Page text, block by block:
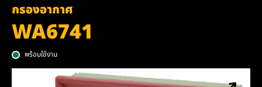
กรองอากาศ
WA6741
พร้อมใช้งาน